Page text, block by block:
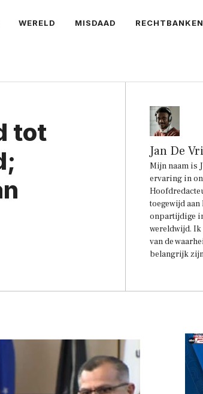
WERELD MISDAAD RECHTBANKEN
tot
Jan De
Mijn naam is
ervaring in
toegewijd aan
onpartijdige
wereldwijd. Ik
van de
belangrijk